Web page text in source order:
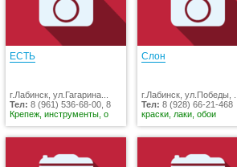
ЕСТЬ
г.Лабинск, ул.Гагарина...
Тел: 8 (961) 536-68-00, 8
Крепеж, инструменты, о
Слон
г.Лабинск, ул.Победы, ...
Тел: 8 (928) 66-21-468
краски, лаки, обои